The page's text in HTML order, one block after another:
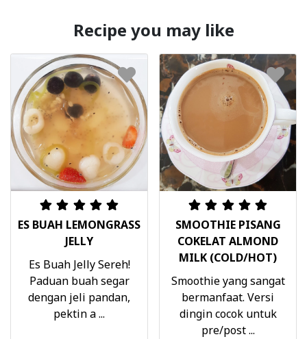
Recipe you may like
ES BUAH LEMONGRASS
JELLY
Es Buah Jelly Sereh!
Paduan buah segar
dengan jeli pandan,
pektin a ...
SMOOTHIE PISANG
COKELAT ALMOND
MILK (COLD/HOT)
Smoothie yang sangat
bermanfaat. Versi
dingin cocok untuk
pre/post ...